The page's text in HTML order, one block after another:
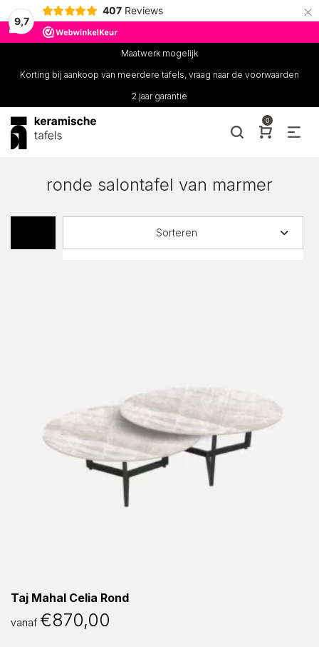
9,7
407 Reviews ×
Maatwerk mogelijk
Korting bij aankoop van meerdere tafels, vraag naar de voorwaarden
2 jaar garantie
0
ronde salontafel van marmer
Sorteren
Taj Mahal Celia Rond
vanaf €870,00